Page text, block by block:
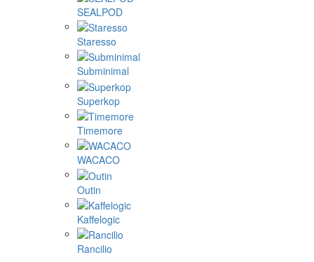
SEALPOD
Staresso
Subminimal
Superkop
Timemore
WACACO
Outin
Kaffelogic
Rancilio